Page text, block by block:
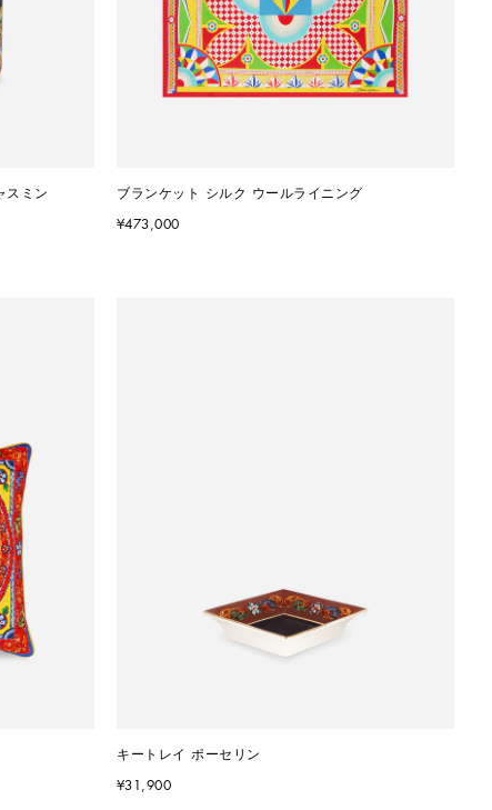
スミン ブランケット シルク ウールライニング
¥473,000
キートレイ ポーセリン
¥31,900